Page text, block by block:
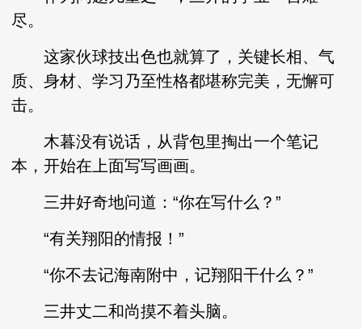
尽。
这家伙球技出色也就算了，关键长相、气
质、身材、学习乃至性格都堪称完美，无懈可
击。
木暮没有说话，从背包里掏出一个笔记
本，开始在上面写写画画。
三井好奇地问道：“你在写什么？”
“有关翔阳的情报！”
“你不去记海南附中，记翔阳干什么？”
三井丈二和尚摸不着头脑。